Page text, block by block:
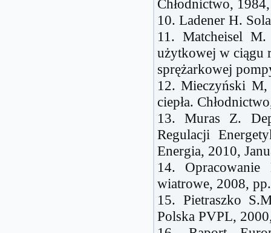
Chłodnictwo,
10. Ladener H.
11. Matcheisel
użytkowej w ciągu
sprężarkowej
12. Mieczyński M,
ciepła.
13. Muras Z.
Regulacji
Energia, 2010,
14.
wiatrowe, 2008,
15. Pietraszko
Polska PVPL,